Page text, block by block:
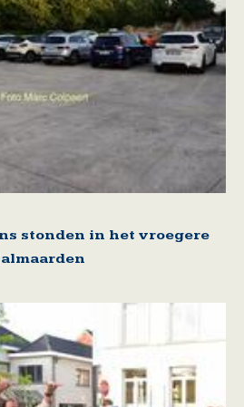
stonden in het vroegere